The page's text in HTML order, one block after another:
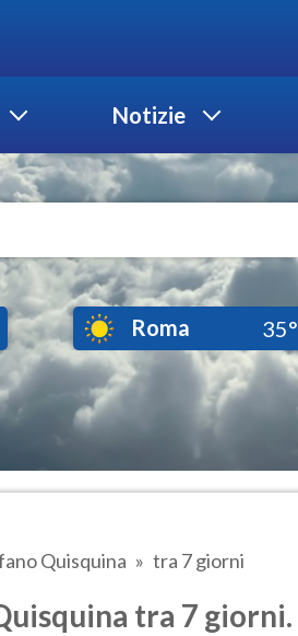
Notizie
Roma 35°
Quisquina tra 7 giorni
tra 7 giorni.